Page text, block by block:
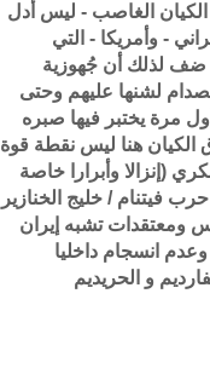
الكيان الغاصب - ليس أدل
- وأمريكا - التي
ضف لذلك أن جُهوزية
لشنها عليهم وحتى
مرة يختبر فيها صبره
الكيان هنا ليس نقطة قوة
(إنزالا وأبرارا خاصة
فيتنام / خليج الخنازير
ومعتقدات تشبه إيران
انسجام داخليا
و الحريديم